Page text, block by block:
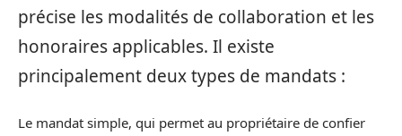
précise les modalités de collaboration et les
honoraires applicables. Il existe
principalement deux types de mandats :
Le mandat simple, qui permet au propriétaire de confier